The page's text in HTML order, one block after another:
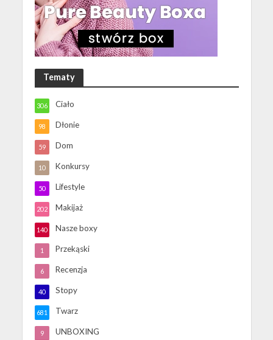
Tematy
Ciało
306
Dłonie
98
Dom
59
Konkursy
10
Lifestyle
50
Makijaż
202
Nasze boxy
140
Przekąski
1
Recenzja
6
Stopy
40
Twarz
681
UNBOXING
9